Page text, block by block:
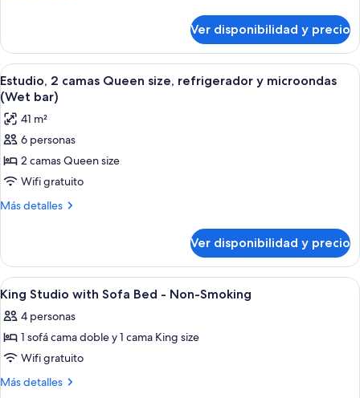
no
fumadores
Varias
camas,
para
no
fumadores
Ver disponibilidad y precio
Ver
todas
las
fotos
de
Estudio,
2
camas
refrigerador
y
microondas
(Wet
bar)
Una habitación de hotel con
5
Estudio, 2 camas Queen size, refrigerador y microondas
(Wet bar)
41 m²
6 personas
2 camas Queen size
Wifi gratuito
Más detalles
Más
2
camas
Queen
size,
refrigerador
y
(Wet
bar)
Ver disponibilidad y precio
Ver
todas
las
fotos
de
King
Habitación de hotel con cama,
7
King Studio with Sofa Bed - Non-Smoking
4 personas
1 sofá cama doble y 1 cama King size
Wifi gratuito
Más detalles
Más